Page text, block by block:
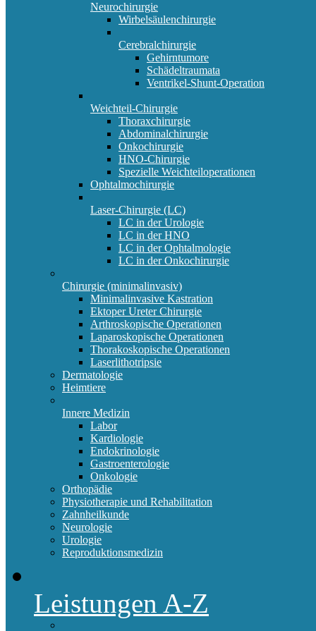
Neurochirurgie
Wirbelsäulenchirurgie
Cerebralchirurgie
Gehirntumore
Schädeltraumata
Ventrikel-Shunt-Operation
Weichteil-Chirurgie
Thoraxchirurgie
Abdominalchirurgie
Onkochirurgie
HNO-Chirurgie
Spezielle Weichteiloperationen
Ophtalmochirurgie
Laser-Chirurgie (LC)
LC in der Urologie
LC in der HNO
LC in der Ophtalmologie
LC in der Onkochirurgie
Chirurgie (minimalinvasiv)
Minimalinvasive Kastration
Ektoper Ureter Chirurgie
Arthroskopische Operationen
Laparoskopische Operationen
Thorakoskopische Operationen
Laserlithotripsie
Dermatologie
Heimtiere
Innere Medizin
Labor
Kardiologie
Endokrinologie
Gastroenterologie
Onkologie
Orthopädie
Physiotherapie und Rehabilitation
Zahnheilkunde
Neurologie
Urologie
Reproduktionsmedizin
Leistungen A-Z